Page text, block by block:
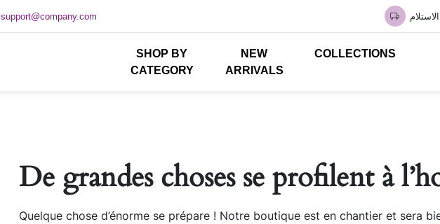
support@company.com
SHOP BY
CATEGORY
NEW
ARRIVALS
COLLECTIONS
De grandes choses se profilent à
Quelque chose d’énorme se prépare ! Notre boutique est en chantier et sera